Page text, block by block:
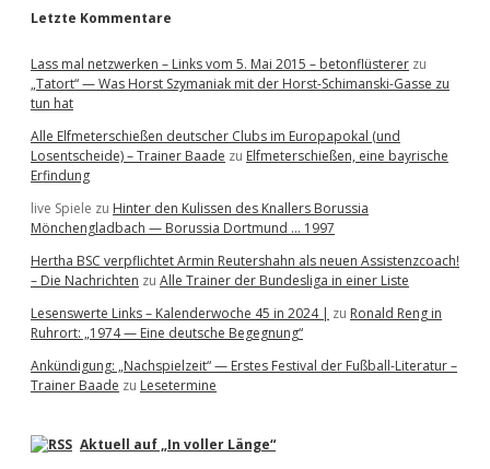
Letzte Kommentare
Lass mal netzwerken – Links vom 5. Mai 2015 – betonflüsterer zu
„Tatort“ — Was Horst Szymaniak mit der Horst-Schimanski-Gasse zu
tun hat
Alle Elfmeterschießen deutscher Clubs im Europapokal (und
Losentscheide) – Trainer Baade zu Elfmeterschießen, eine bayrische
Erfindung
live Spiele zu Hinter den Kulissen des Knallers Borussia
Mönchengladbach — Borussia Dortmund … 1997
Hertha BSC verpflichtet Armin Reutershahn als neuen Assistenzcoach!
– Die Nachrichten zu Alle Trainer der Bundesliga in einer Liste
Lesenswerte Links – Kalenderwoche 45 in 2024 | zu Ronald Reng in
Ruhrort: „1974 — Eine deutsche Begegnung“
Ankündigung: „Nachspielzeit“ — Erstes Festival der Fußball-Literatur –
Trainer Baade zu Lesetermine
Aktuell auf „In voller Länge“